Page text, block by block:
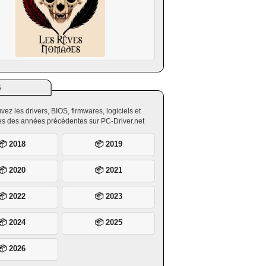
les drivers, BIOS, firmwares, logiciels et
des années précédentes sur PC-Driver.net
2018 📦 2019
2020 📦 2021
2022 📦 2023
2024 📦 2025
2026